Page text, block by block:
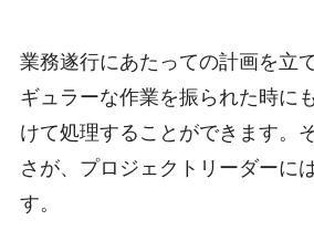
業務遂行にあたっての計画を立
ギュラーな作業を振られた時に
けて処理することができます。
さが、プロジェクトリーダーに
す。